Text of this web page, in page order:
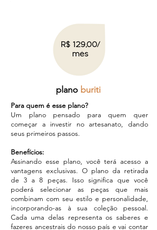
R$ 129,00/
mês
plano buriti
Para quem é esse plano?
Um plano pensado para quem quer
começar a investir no artesanato, dando
seus primeiros passos.
Benefícios:
​Assinando esse plano, você terá acesso a
vantagens exclusivas. O plano da retirada
de 3 a 8 peças. Isso significa que você
poderá selecionar as peças que mais
combinam com seu estilo e personalidade,
incorporando-as à sua coleção pessoal.
Cada uma delas representa os saberes e
fazeres ancestrais do nosso país e vai contar